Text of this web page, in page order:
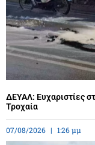
ΔΕΥΑΛ: Ευχαριστίες
Τροχαία
07/08/2026 1:26 μμ